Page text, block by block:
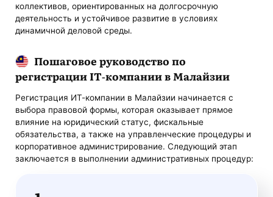
коллективов, ориентированных на долгосрочную
деятельность и устойчивое развитие в условиях
динамичной деловой среды.
Пошаговое руководство по
регистрации IT-компании в Малайзии
Регистрация ИТ-компании в Малайзии начинается с
выбора правовой формы, которая оказывает прямое
влияние на юридический статус, фискальные
обязательства, а также на управленческие процедуры и
корпоративное администрирование. Следующий этап
заключается в выполнении административных процедур: